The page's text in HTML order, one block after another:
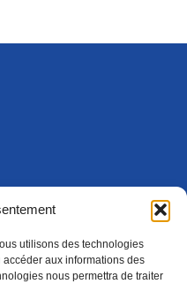
utilisons des technologies
aux informations des
nous permettra de traiter
Cedex 15